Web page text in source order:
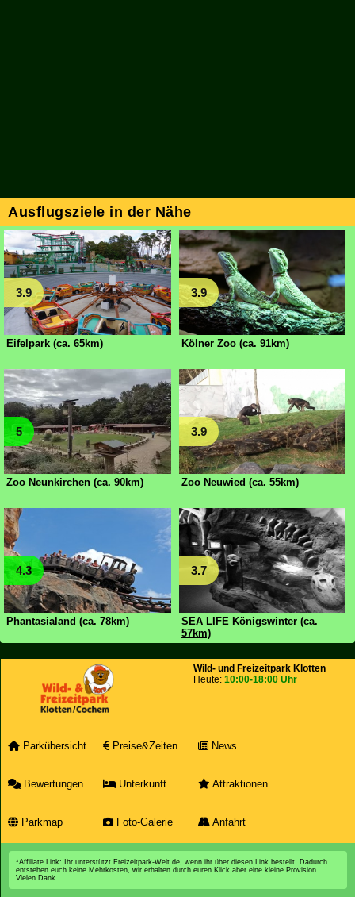
Ausflugsziele in der Nähe
3.9
Eifelpark (ca. 65km)
3.9
Kölner Zoo (ca. 91km)
5
Zoo Neunkirchen (ca. 90km)
3.9
Zoo Neuwied (ca. 55km)
4.3
Phantasialand (ca. 78km)
3.7
SEA LIFE Königswinter (ca.
57km)
Wild- und Freizeitpark Klotten
Heute: 10:00-18:00 Uhr
Parkübersicht Preise&Zeiten News
Bewertungen Unterkunft Attraktionen
Parkmap Foto-Galerie Anfahrt
*Affiliate Link: Ihr unterstützt Freizeitpark-Welt.de, wenn ihr über diesen Link bestellt. Dadurch
entstehen euch keine Mehrkosten, wir erhalten durch euren Klick aber eine kleine Provision.
Vielen Dank.